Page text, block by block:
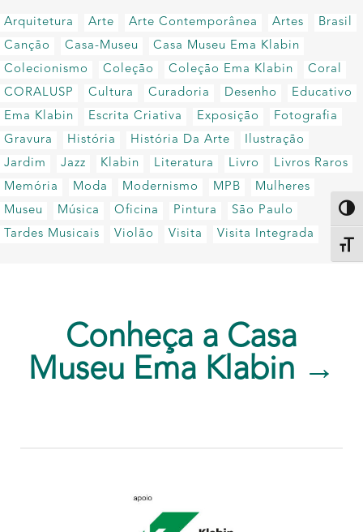
Arquitetura Arte Arte Contemporânea Artes
Brasil
Canção
Casa-Museu
Casa Museu Ema Klabin
Colecionismo
Coleção Coleção Ema Klabin
Coral
CORALUSP
Cultura Curadoria Desenho
Educativo
Ema Klabin
Escrita Criativa Exposição
Fotografia
Gravura
História História Da Arte
Ilustração
Jardim
Jazz Klabin Literatura Livro
Livros Raros
Memória
Moda Modernismo MPB
Mulheres
Museu
Música Oficina Pintura
São Paulo
Tardes Musicais
Violão Visita Visita Integrada
Conheça a Casa
Museu Ema Klabin →